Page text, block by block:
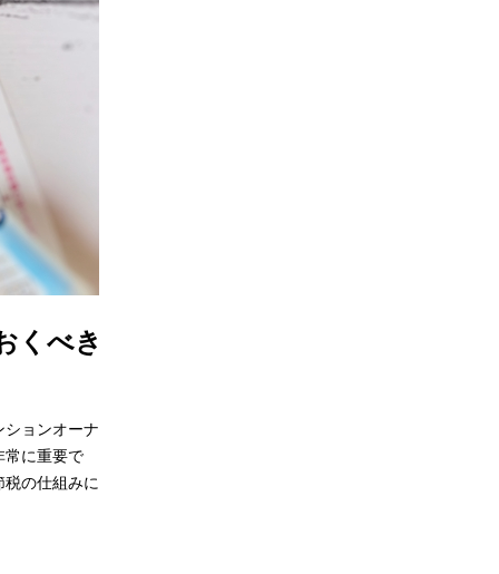
くべき
ョンオーナ
常に重要で
の仕組みに